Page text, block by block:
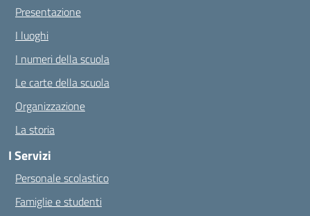
Presentazione
I luoghi
I numeri della scuola
Le carte della scuola
Organizzazione
La storia
I Servizi
Personale scolastico
Famiglie e studenti